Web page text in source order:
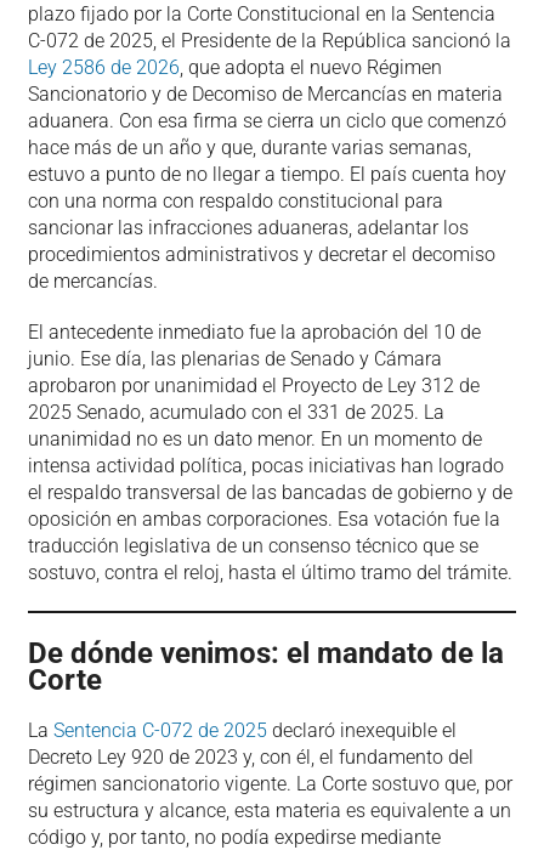
plazo fijado por la Corte Constitucional en la Sentencia
C-072 de 2025, el Presidente de la República sancionó la
Ley 2586 de 2026 , que adopta el nuevo Régimen
Sancionatorio y de Decomiso de Mercancías en materia
aduanera. Con esa firma se cierra un ciclo que comenzó
hace más de un año y que, durante varias semanas,
estuvo a punto de no llegar a tiempo. El país cuenta hoy
con una norma con respaldo constitucional para
sancionar las infracciones aduaneras, adelantar los
procedimientos administrativos y decretar el decomiso
de mercancías.
El antecedente inmediato fue la aprobación del 10 de
junio. Ese día, las plenarias de Senado y Cámara
aprobaron por unanimidad el Proyecto de Ley 312 de
2025 Senado, acumulado con el 331 de 2025. La
unanimidad no es un dato menor. En un momento de
intensa actividad política, pocas iniciativas han logrado
el respaldo transversal de las bancadas de gobierno y de
oposición en ambas corporaciones. Esa votación fue la
traducción legislativa de un consenso técnico que se
sostuvo, contra el reloj, hasta el último tramo del trámite.
De dónde venimos: el mandato de la
Corte
La Sentencia C-072 de 2025declaró inexequible el
Decreto Ley 920 de 2023 y, con él, el fundamento del
régimen sancionatorio vigente. La Corte sostuvo que, por
su estructura y alcance, esta materia es equivalente a un
código y, por tanto, no podía expedirse mediante